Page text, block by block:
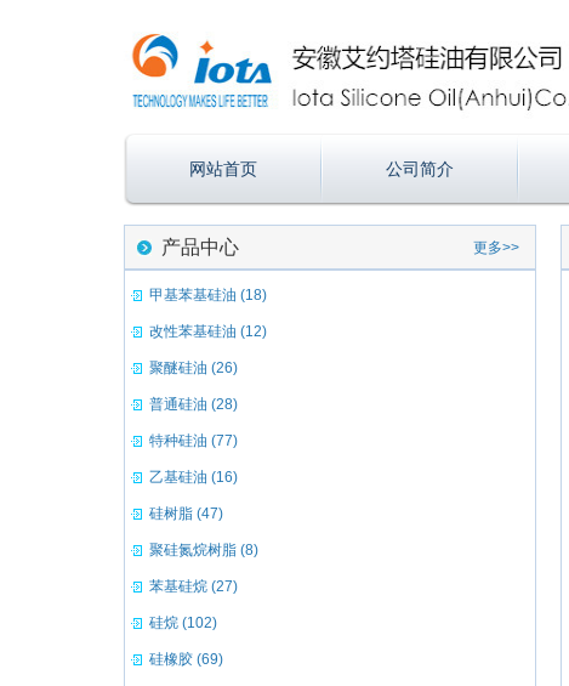
网站首页 公司简介
产品中心 更多>>
甲基苯基硅油 (18)
改性苯基硅油 (12)
聚醚硅油 (26)
普通硅油 (28)
特种硅油 (77)
乙基硅油 (16)
硅树脂 (47)
聚硅氮烷树脂 (8)
苯基硅烷 (27)
硅烷 (102)
硅橡胶 (69)